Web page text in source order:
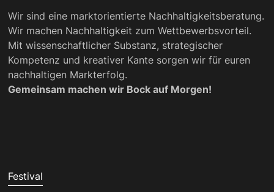
Wir sind eine marktorientierte Nachhaltigkeits­beratung.
Wir machen Nachhaltigkeit zum Wettbewerbsvorteil.
Mit wissenschaftlicher Substanz, strategischer
Kompetenz und kreativer Kante sorgen wir für euren
nachhaltigen Markterfolg.
Gemeinsam machen wir Bock auf Morgen!
Festival